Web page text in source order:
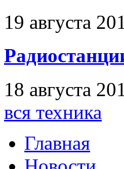
19 августа
18 августа
вся техника
Главная